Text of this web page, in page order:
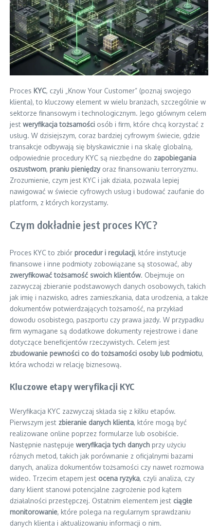
Proces KYC, czyli „Know Your Customer” (poznaj swojego
klienta), to kluczowy element w wielu branżach, szczególnie w
sektorze finansowym i technologicznym. Jego głównym celem
jest weryfikacja tożsamości osób i firm, które chcą korzystać z
usług. W dzisiejszym, coraz bardziej cyfrowym świecie, gdzie
transakcje odbywają się błyskawicznie i na skalę globalną,
odpowiednie procedury KYC są niezbędne do zapobiegania
oszustwom, praniu pieniędzyoraz finansowaniu terroryzmu.
Zrozumienie, czym jest KYC i jak działa, pozwala lepiej
nawigować w świecie cyfrowych usług i budować zaufanie do
platform, z których korzystamy.
Czym dokładnie jest proces KYC?
Proces KYC to zbiór procedur i regulacji, które instytucje
finansowe i inne podmioty zobowiązane są stosować, aby
zweryfikować tożsamość swoich klientów. Obejmuje on
zazwyczaj zbieranie podstawowych danych osobowych, takich
jak imię i nazwisko, adres zamieszkania, data urodzenia, a także
dokumentów potwierdzających tożsamość, na przykład
dowodu osobistego, paszportu czy prawa jazdy. W przypadku
firm wymagane są dodatkowe dokumenty rejestrowe i dane
dotyczące beneficjentów rzeczywistych. Celem jest
zbudowanie pewności co do tożsamości osoby lub podmiotu,
która wchodzi w relację biznesową.
Kluczowe etapy weryfikacji KYC
Weryfikacja KYC zazwyczaj składa się z kilku etapów.
Pierwszym jest zbieranie danych klienta, które mogą być
realizowane online poprzez formularze lub osobiście.
Następnie następuje weryfikacja tych danych przy użyciu
różnych metod, takich jak porównanie z oficjalnymi bazami
danych, analiza dokumentów tożsamości czy nawet rozmowa
wideo. Trzecim etapem jest ocena ryzyka, czyli analiza, czy
dany klient stanowi potencjalne zagrożenie pod kątem
działalności przestępczej. Ostatnim elementem jest ciągłe
monitorowanie, które polega na regularnym sprawdzaniu
danych klienta i aktualizowaniu informacji o nim.